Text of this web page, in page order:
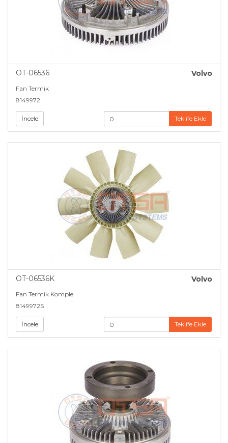
OT-06536 Volvo
Fan Termik
8149972
İncele Teklife Ekle
OT-06536K Volvo
Fan Termik Komple
8149972S
İncele Teklife Ekle